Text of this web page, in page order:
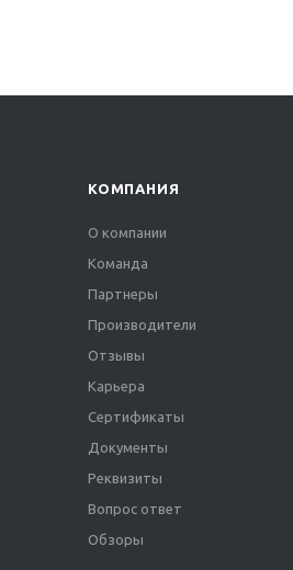
КОМПАНИЯ
О компании
Команда
Партнеры
Производители
Отзывы
Карьера
Сертификаты
Документы
Реквизиты
Вопрос ответ
Обзоры